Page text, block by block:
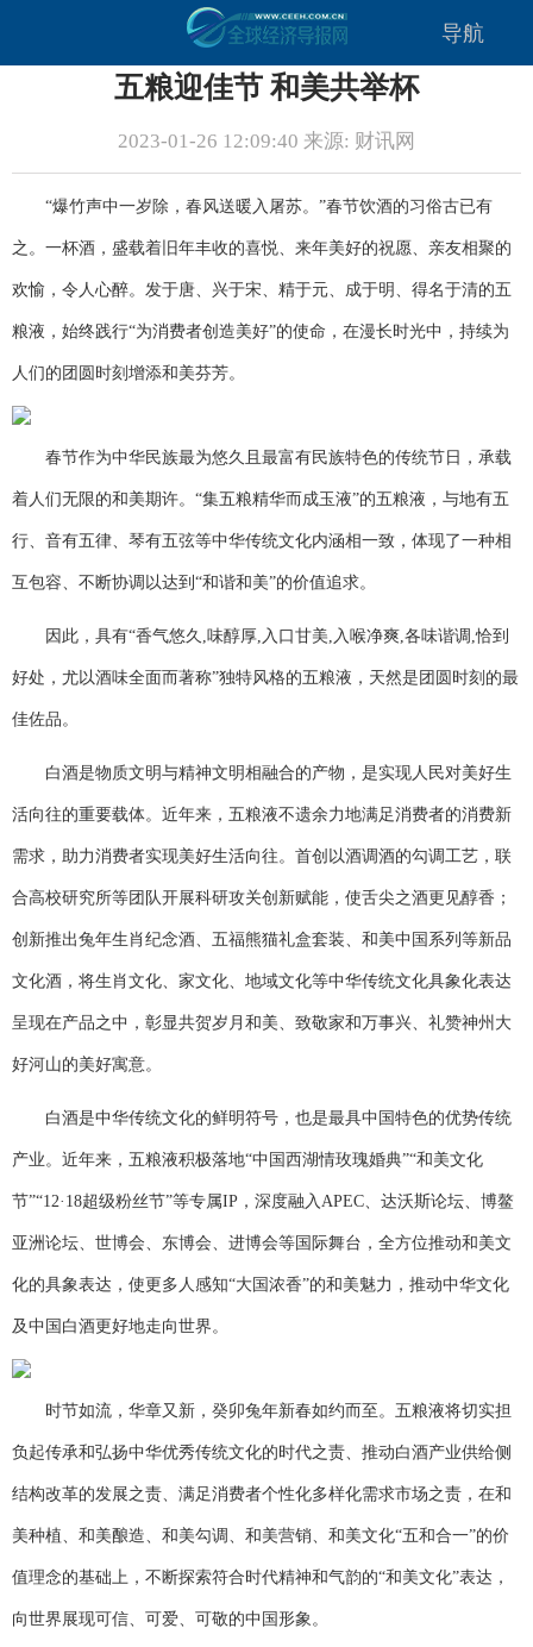
导航
五粮迎佳节 和美共举杯
2023-01-26 12:09:40 来源: 财讯网
“爆竹声中一岁除，春风送暖入屠苏。”春节饮酒的习俗古已有
之。一杯酒，盛载着旧年丰收的喜悦、来年美好的祝愿、亲友相聚的
欢愉，令人心醉。发于唐、兴于宋、精于元、成于明、得名于清的五
粮液，始终践行“为消费者创造美好”的使命，在漫长时光中，持续为
人们的团圆时刻增添和美芬芳。
春节作为中华民族最为悠久且最富有民族特色的传统节日，承载
着人们无限的和美期许。“集五粮精华而成玉液”的五粮液，与地有五
行、音有五律、琴有五弦等中华传统文化内涵相一致，体现了一种相
互包容、不断协调以达到“和谐和美”的价值追求。
因此，具有“香气悠久,味醇厚,入口甘美,入喉净爽,各味谐调,恰到
好处，尤以酒味全面而著称”独特风格的五粮液，天然是团圆时刻的最
佳佐品。
白酒是物质文明与精神文明相融合的产物，是实现人民对美好生
活向往的重要载体。近年来，五粮液不遗余力地满足消费者的消费新
需求，助力消费者实现美好生活向往。首创以酒调酒的勾调工艺，联
合高校研究所等团队开展科研攻关创新赋能，使舌尖之酒更见醇香；
创新推出兔年生肖纪念酒、五福熊猫礼盒套装、和美中国系列等新品
文化酒，将生肖文化、家文化、地域文化等中华传统文化具象化表达
呈现在产品之中，彰显共贺岁月和美、致敬家和万事兴、礼赞神州大
好河山的美好寓意。
白酒是中华传统文化的鲜明符号，也是最具中国特色的优势传统
产业。近年来，五粮液积极落地“中国西湖情玫瑰婚典”“和美文化
节”“12·18超级粉丝节”等专属IP，深度融入APEC、达沃斯论坛、博鳌
亚洲论坛、世博会、东博会、进博会等国际舞台，全方位推动和美文
化的具象表达，使更多人感知“大国浓香”的和美魅力，推动中华文化
及中国白酒更好地走向世界。
时节如流，华章又新，癸卯兔年新春如约而至。五粮液将切实担
负起传承和弘扬中华优秀传统文化的时代之责、推动白酒产业供给侧
结构改革的发展之责、满足消费者个性化多样化需求市场之责，在和
美种植、和美酿造、和美勾调、和美营销、和美文化“五和合一”的价
值理念的基础上，不断探索符合时代精神和气韵的“和美文化”表达，
向世界展现可信、可爱、可敬的中国形象。